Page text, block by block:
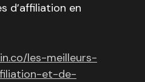
d’affiliation en
les-meilleurs-
et-de-